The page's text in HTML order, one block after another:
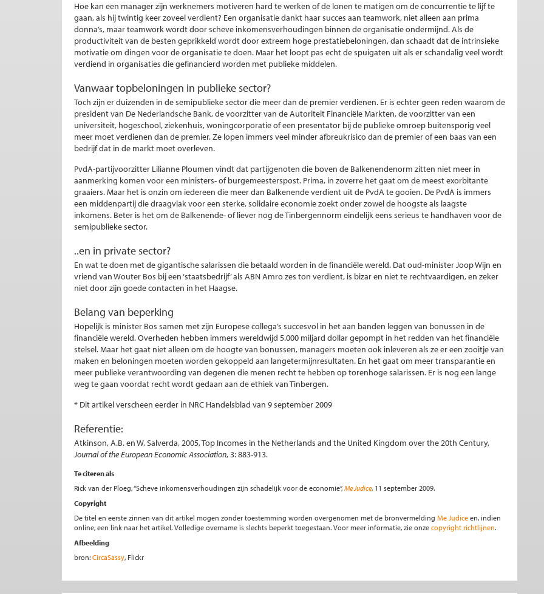
Hoe kan een manager zijn werknemers motiveren hard te werken of de lonen te matigen om de concurrentie te lijf te
gaan, als hij twintig keer zoveel verdient? Een organisatie dankt haar succes aan teamwork, niet alleen aan prima
donna’s, maar teamwork wordt door scheve inkomensverhoudingen binnen de organisatie ondermijnd. Als de
productiviteit van de besten geprikkeld wordt door extreem hoge prestatiebeloningen, dan schaadt dat de intrinsieke
motivatie om dingen voor de organisatie te doen. Maar het loopt pas echt de spuigaten uit als er schandalig veel wordt
verdiend in organisaties die gefinancierd worden met publieke middelen.
Vanwaar topbeloningen in publieke sector?
Toch zijn er duizenden in de semipublieke sector die meer dan de premier verdienen. Er is echter geen reden waarom de
president van De Nederlandsche Bank, de voorzitter van de Autoriteit Financiële Markten, de voorzitter van een
universiteit, hogeschool, ziekenhuis, woningcorporatie of een presentator bij de publieke omroep buitensporig veel
meer moet verdienen dan de premier. Ze lopen immers veel minder afbreukrisico dan de premier of een baas van een
bedrijf dat in de markt moet overleven.
PvdA-partijvoorzitter Lilianne Ploumen vindt dat partijgenoten die boven de Balkenendenorm zitten niet meer in
aanmerking komen voor een ministers- of burgemeesterspost. Prima, in zoverre het gaat om de meest exorbitante
graaiers. Maar het is onzin om iedereen die meer dan Balkenende verdient uit de PvdA te gooien. De PvdA is immers
een middenpartij die draagvlak voor een sterke, solidaire economie zoekt onder zowel de hoogste als laagste
inkomens. Beter is het om de Balkenende- of liever nog de Tinbergennorm eindelijk eens serieus te handhaven voor de
semipublieke sector.
..en in private sector?
En wat te doen met de gigantische salarissen die betaald worden in de financiële wereld. Dat oud-minister Joop Wijn en
vriend van Wouter Bos bij een ‘staatsbedrijf’ als ABN Amro zes ton verdient, is bizar en niet te rechtvaardigen, en zeker
niet door zijn goede contacten in het Haagse.
Belang van beperking
Hopelijk is minister Bos samen met zijn Europese collega’s succesvol in het aan banden leggen van bonussen in de
financiële wereld. Overheden hebben immers wereldwijd 5.000 miljard dollar gepompt in het redden van het financiële
stelsel. Maar het gaat niet alleen om de hoogte van bonussen, managers moeten ook inleveren als ze er een zooitje van
maken en beloningen moeten worden gekoppeld aan langetermijnresultaten. En het gaat om meer transparantie en
meer publieke verantwoording van degenen die menen recht te hebben op torenhoge salarissen. Er is nog een lange
weg te gaan voordat recht wordt gedaan aan de ethiek van Tinbergen.
* Dit artikel verscheen eerder in NRC Handelsblad van 9 september 2009
Referentie:
Atkinson, A.B. en W. Salverda, 2005, Top Incomes in the Netherlands and the United Kingdom over the 20th Century,
Journal of the European Economic Association, 3: 883-913.
Te citeren als
Rick van der Ploeg, “Scheve inkomensverhoudingen zijn schadelijk voor de economie”, Me Judice, 11 september 2009.
Copyright
De titel en eerste zinnen van dit artikel mogen zonder toestemming worden overgenomen met de bronvermelding Me Judice en, indien
online, een link naar het artikel. Volledige overname is slechts beperkt toegestaan. Voor meer informatie, zie onze copyright richtlijnen.
Afbeelding
bron: CircaSassy, Flickr